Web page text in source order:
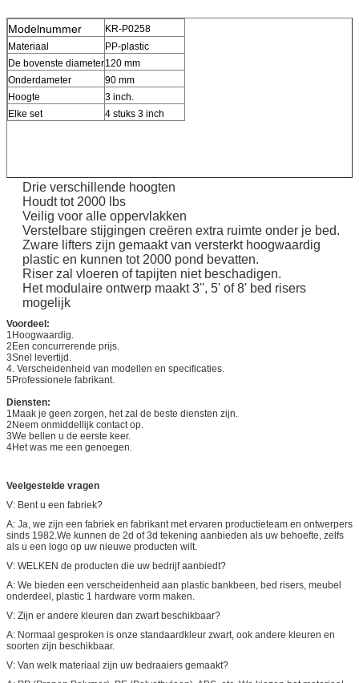
Modelnummer
KR-P0258
Materiaal
PP-plastic
De bovenste diameter120 mm
Onderdameter
90 mm
Hoogte
3 inch.
Elke set
4 stuks 3 inch
Drie verschillende hoogten
Houdt tot 2000 lbs
Veilig voor alle oppervlakken
Verstelbare stijgingen creëren extra ruimte onder je bed.
Zware lifters zijn gemaakt van versterkt hoogwaardig
plastic en kunnen tot 2000 pond bevatten.
Riser zal vloeren of tapijten niet beschadigen.
Het modulaire ontwerp maakt 3'', 5' of 8' bed risers
mogelijk
Voordeel:
1Hoogwaardig.
2Een concurrerende prijs.
3Snel levertijd.
4. Verscheidenheid van modellen en specificaties.
5Professionele fabrikant.
Diensten:
1Maak je geen zorgen, het zal de beste diensten zijn.
2Neem onmiddellijk contact op.
3We bellen u de eerste keer.
4Het was me een genoegen.
Veelgestelde vragen
V: Bent u een fabriek?
A: Ja, we zijn een fabriek en fabrikant met ervaren productieteam en ontwerpers
sinds 1982.We kunnen de 2d of 3d tekening aanbieden als uw behoefte, zelfs
als u een logo op uw nieuwe producten wilt.
V: WELKEN de producten die uw bedrijf aanbiedt?
A: We bieden een verscheidenheid aan plastic bankbeen, bed risers, meubel
onderdeel, plastic 1 hardware vorm maken.
V: Zijn er andere kleuren dan zwart beschikbaar?
A: Normaal gesproken is onze standaardkleur zwart, ook andere kleuren en
soorten zijn beschikbaar.
V: Van welk materiaal zijn uw bedraaiers gemaakt?